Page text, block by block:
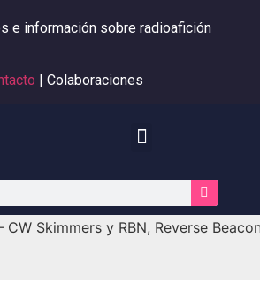
e información sobre radioafición
| Colaboraciones
CW Skimmers y RBN, Reverse